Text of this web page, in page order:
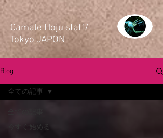
​Camale Hoju staff/
Tokyo JAPON
Blog
今すぐ始める
全ての記事